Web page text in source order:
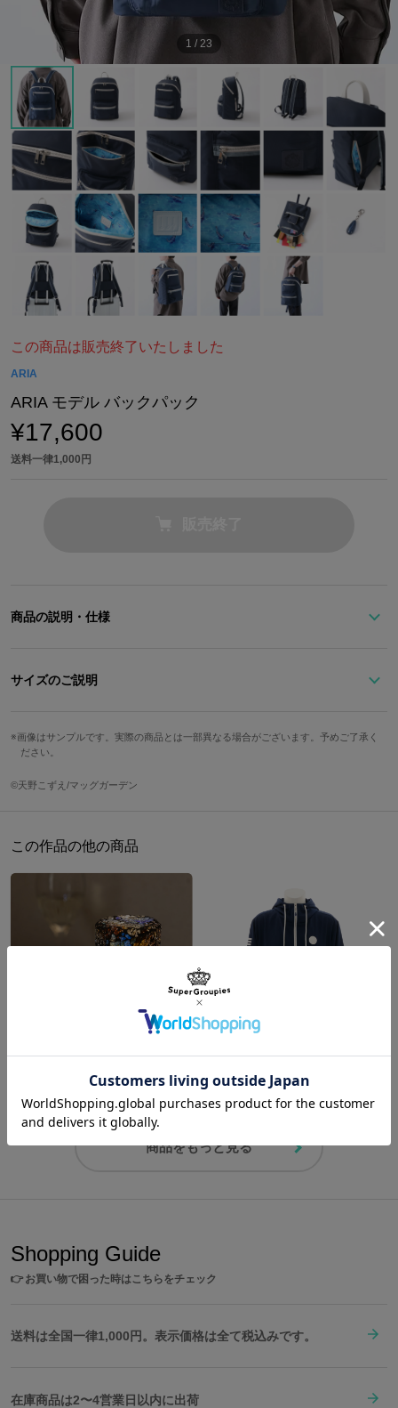
1 / 23
この商品は販売終了いたしました
ARIA
ARIA モデル バックパック
¥17,600
送料一律1,000円
商品の説明・仕様
フロントポケットのアクアマリンをイメージしたファスナーチャー
ムがポイント！
を施しました。
と、それぞれのモチーフを円環状にデザイン。
内装はゆったりとした水面に、ゴンドラに乗るウンディーネの姿や
各カンパニーの猫社長を散りばめたSuperGroupiesオリジナルテキ
スタイル。
表する3社のシンボルを型押ししたタグも見逃せません。
メインポケットは大きく開き、A4サイズも楽々収納可能。
フロントのサブポケットの他に、背面にもスマートフォンなどをサ
ぜひ、聖地巡礼や旅のお供に。
プリマ・ウンディーネが案内してくれるかのように、荷物を優しく
包み込んでくれるアイテムです。
サイズのご説明
高さ 幅 奥行 重さ
長
サイズガイドページはこちら
画像はサンプルです。実際の商品とは一部異なる場合がございます。予めご了承く
ださい。
©︎天野こずえ/マッグガーデン
この作品の他の商品
¥24,200
商品をもっと見る
Shopping Guide
👉お買い物で困った時はこちらをチェック
送料は全国一律1,000円。表示価格は全て税込みです。
在庫商品は2〜4営業日以内に出荷